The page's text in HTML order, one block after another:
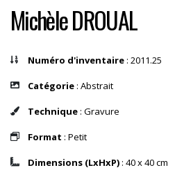
Michèle DROUAL
Numéro d'inventaire : 2011.25
Catégorie : Abstrait
Technique : Gravure
Format : Petit
Dimensions (LxHxP) : 40 x 40 cm